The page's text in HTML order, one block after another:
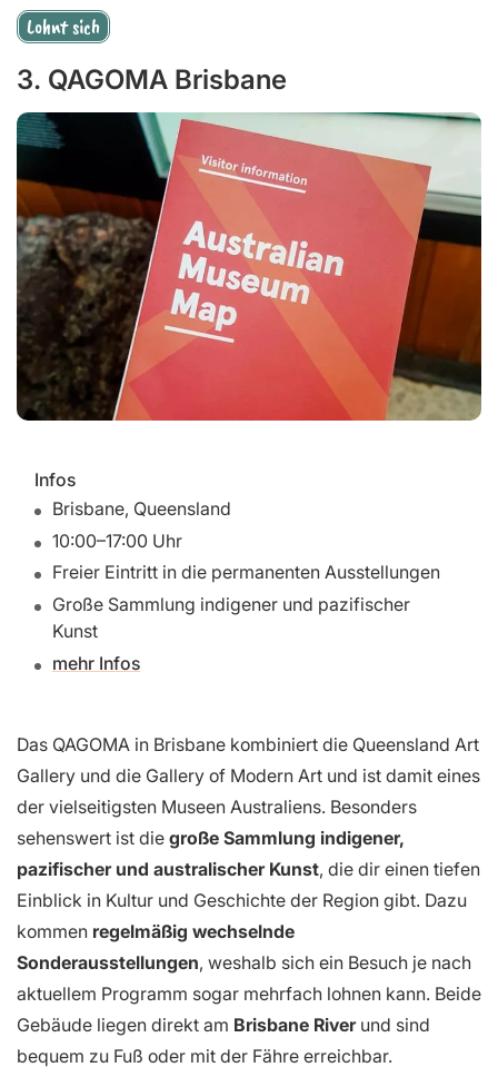
Lohnt sich
3. QAGOMA Brisbane
Infos
Brisbane, Queensland
10:00–17:00 Uhr
Freier Eintritt in die permanenten Ausstellungen
Große Sammlung indigener und pazifischer
Kunst
mehr Infos
Das QAGOMA in Brisbane kombiniert die Queensland Art
Gallery und die Gallery of Modern Art und ist damit eines
der vielseitigsten Museen Australiens. Besonders
sehenswert ist die große Sammlung indigener,
pazifischer und australischer Kunst, die dir einen tiefen
Einblick in Kultur und Geschichte der Region gibt. Dazu
kommen regelmäßig wechselnde
Sonderausstellungen, weshalb sich ein Besuch je nach
aktuellem Programm sogar mehrfach lohnen kann. Beide
Gebäude liegen direkt am Brisbane Riverund sind
bequem zu Fuß oder mit der Fähre erreichbar.